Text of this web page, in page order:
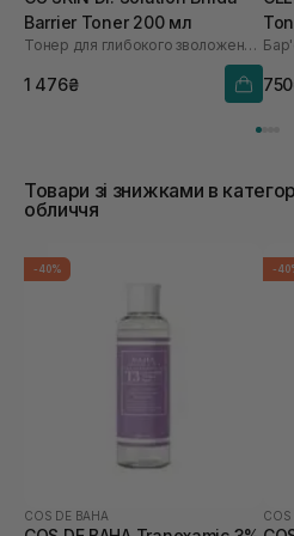
Barrier Toner 200 мл
Тонер для глибокого зволоження з лізатом біфідобактерій 85%
1 476₴
Товари зі знижками в
обличчя
-40%
COS DE BAHA
-
COS